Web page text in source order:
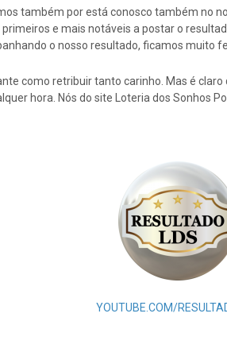
também por está conosco também no
e mais notáveis a postar o
o nosso resultado, ficamos muito
como retribuir tanto carinho. Mas é
hora. Nós do site Loteria dos Sonhos
YOUTUBE.COM/